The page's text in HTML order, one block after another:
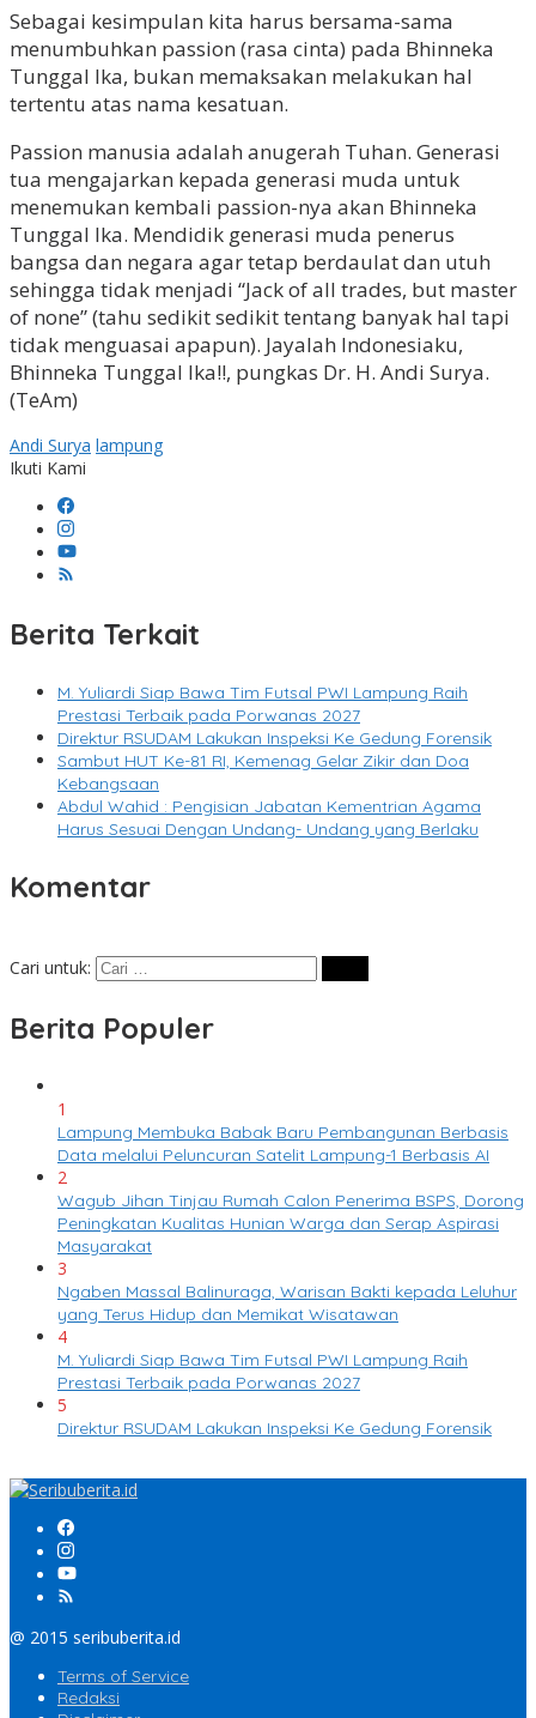
Sebagai kesimpulan kita harus bersama-sama
menumbuhkan passion (rasa cinta) pada Bhinneka
Tunggal Ika, bukan memaksakan melakukan hal
tertentu atas nama kesatuan.
Passion manusia adalah anugerah Tuhan. Generasi
tua mengajarkan kepada generasi muda untuk
menemukan kembali passion-nya akan Bhinneka
Tunggal Ika. Mendidik generasi muda penerus
bangsa dan negara agar tetap berdaulat dan utuh
sehingga tidak menjadi “Jack of all trades, but master
of none” (tahu sedikit sedikit tentang banyak hal tapi
tidak menguasai apapun). Jayalah Indonesiaku,
Bhinneka Tunggal Ika!!, pungkas Dr. H. Andi Surya.
(TeAm)
Andi Surya lampung
Ikuti Kami
Berita Terkait
M. Yuliardi Siap Bawa Tim Futsal PWI Lampung Raih
Prestasi Terbaik pada Porwanas 2027
Direktur RSUDAM Lakukan Inspeksi Ke Gedung Forensik
Sambut HUT Ke-81 RI, Kemenag Gelar Zikir dan Doa
Kebangsaan
Abdul Wahid : Pengisian Jabatan Kementrian Agama
Harus Sesuai Dengan Undang- Undang yang Berlaku
Komentar
Cari untuk:
Berita Populer
1
Lampung Membuka Babak Baru Pembangunan Berbasis
Data melalui Peluncuran Satelit Lampung-1 Berbasis AI
2
Wagub Jihan Tinjau Rumah Calon Penerima BSPS, Dorong
Peningkatan Kualitas Hunian Warga dan Serap Aspirasi
Masyarakat
3
Ngaben Massal Balinuraga, Warisan Bakti kepada Leluhur
yang Terus Hidup dan Memikat Wisatawan
4
M. Yuliardi Siap Bawa Tim Futsal PWI Lampung Raih
Prestasi Terbaik pada Porwanas 2027
5
Direktur RSUDAM Lakukan Inspeksi Ke Gedung Forensik
@ 2015 seribuberita.id
Terms of Service
Redaksi